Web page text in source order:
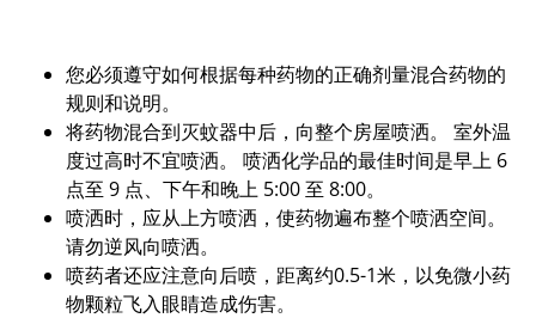
您必须遵守如何根据每种药物的正确剂量混合药物的
规则和说明。
将药物混合到灭蚊器中后，向整个房屋喷洒。 室外温
度过高时不宜喷洒。 喷洒化学品的最佳时间是早上 6
点至 9 点、下午和晚上 5:00 至 8:00。
喷洒时，应从上方喷洒，使药物遍布整个喷洒空间。
请勿逆风向喷洒。
喷药者还应注意向后喷，距离约0.5-1米，以免微小药
物颗粒飞入眼睛造成伤害。